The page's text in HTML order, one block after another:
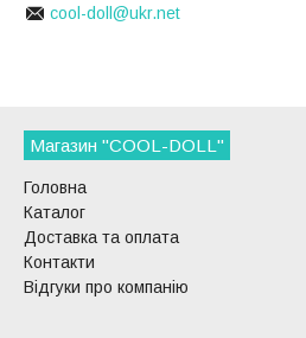
cool-doll@ukr.net
Магазин "COOL-DOLL"
Головна
Каталог
Доставка та оплата
Контакти
Відгуки про компанію